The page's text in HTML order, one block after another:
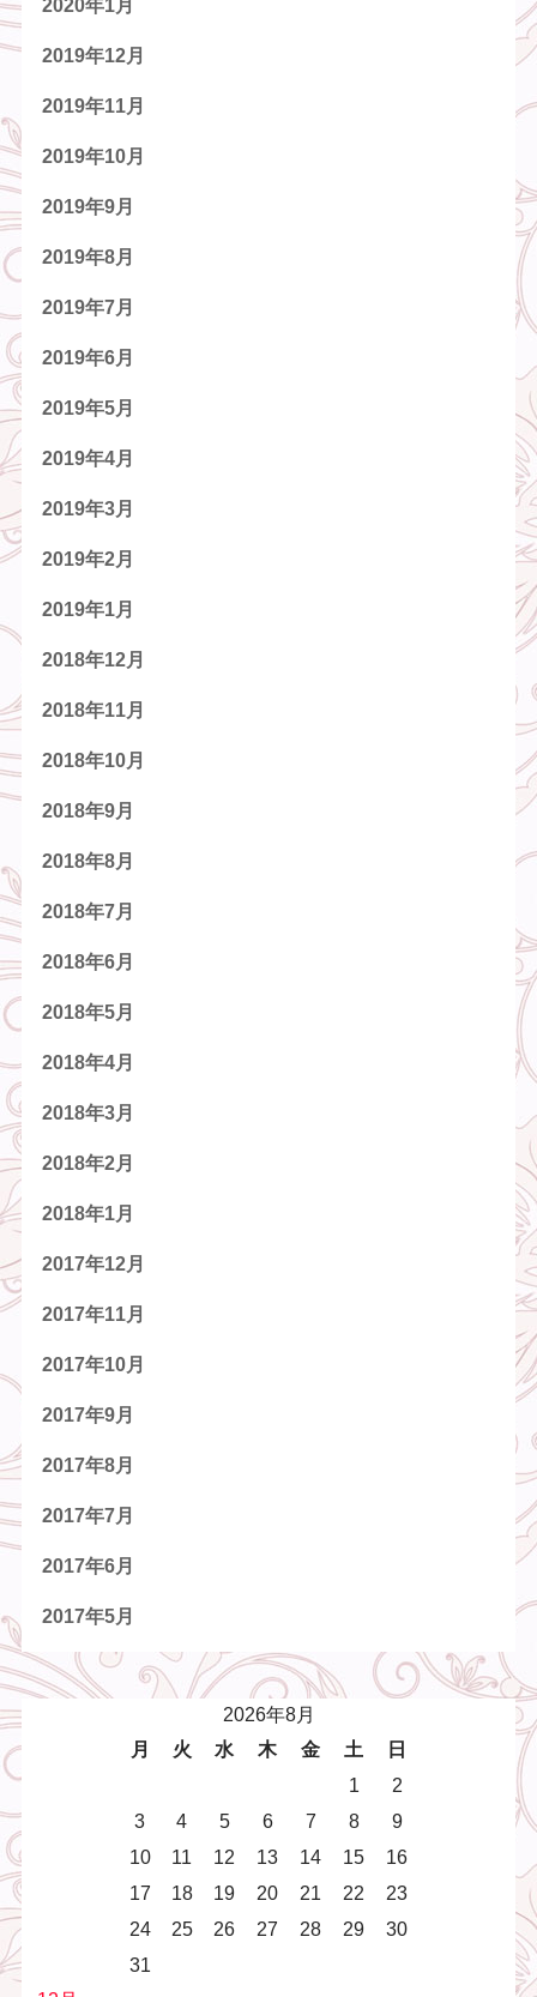
2020年1月
2019年12月
2019年11月
2019年10月
2019年9月
2019年8月
2019年7月
2019年6月
2019年5月
2019年4月
2019年3月
2019年2月
2019年1月
2018年12月
2018年11月
2018年10月
2018年9月
2018年8月
2018年7月
2018年6月
2018年5月
2018年4月
2018年3月
2018年2月
2018年1月
2017年12月
2017年11月
2017年10月
2017年9月
2017年8月
2017年7月
2017年6月
2017年5月
2026年8月
月
火 水 木 金 土
日
1
2
3
4 5 6 7 8
9
10
11 12 13 14 15
16
17
18 19 20 21 22
23
24
25 26 27 28 29
30
31